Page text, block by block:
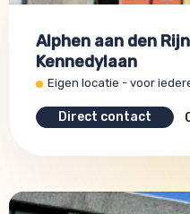
Alphen aan den
Kennedylaan
Eigen locatie - voor
Direct contact